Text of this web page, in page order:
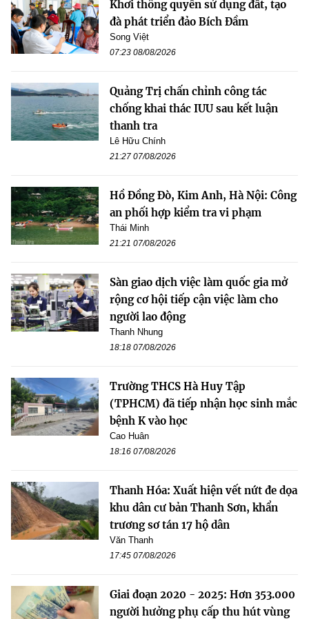
Khơi thông quyền sử dụng đất, tạo
đà phát triển đảo Bích Đầm
Song Việt
07:23 08/08/2026
Quảng Trị chấn chỉnh công tác
chống khai thác IUU sau kết luận
thanh tra
Lê Hữu Chính
21:27 07/08/2026
Hồ Đồng Đò, Kim Anh, Hà Nội: Công
an phối hợp kiểm tra vi phạm
Thái Minh
21:21 07/08/2026
Sàn giao dịch việc làm quốc gia mở
rộng cơ hội tiếp cận việc làm cho
người lao động
Thanh Nhung
18:18 07/08/2026
Trường THCS Hà Huy Tập
(TPHCM) đã tiếp nhận học sinh mắc
bệnh K vào học
Cao Huân
18:16 07/08/2026
Thanh Hóa: Xuất hiện vết nứt đe dọa
khu dân cư bản Thanh Sơn, khẩn
trương sơ tán 17 hộ dân
Văn Thanh
17:45 07/08/2026
Giai đoạn 2020 - 2025: Hơn 353.000
người hưởng phụ cấp thu hút vùng